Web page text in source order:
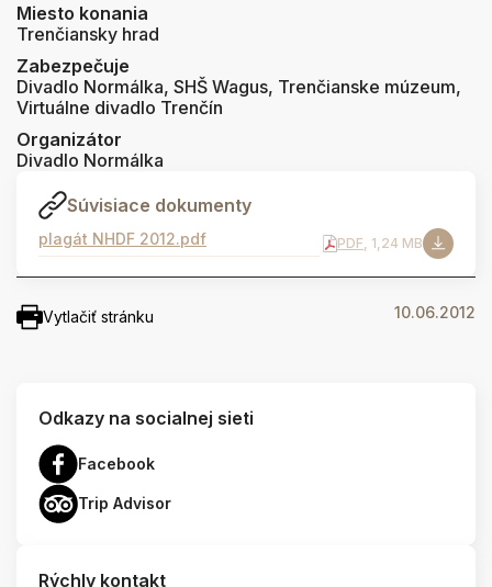
Miesto konania
Trenčiansky hrad
Zabezpečuje
Divadlo Normálka, SHŠ Wagus, Trenčianske múzeum,
Virtuálne divadlo Trenčín
Organizátor
Divadlo Normálka
Súvisiace dokumenty
plagát NHDF 2012.pdf PDF , 1,24 MB
Vytlačiť stránku 10.06.2012
Odkazy na socialnej sieti
Facebook
Trip Advisor
Rýchly kontakt